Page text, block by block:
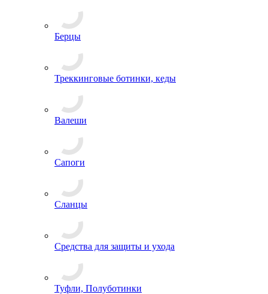
Берцы
Треккинговые ботинки, кеды
Валеши
Сапоги
Сланцы
Средства для защиты и ухода
Туфли, Полуботинки